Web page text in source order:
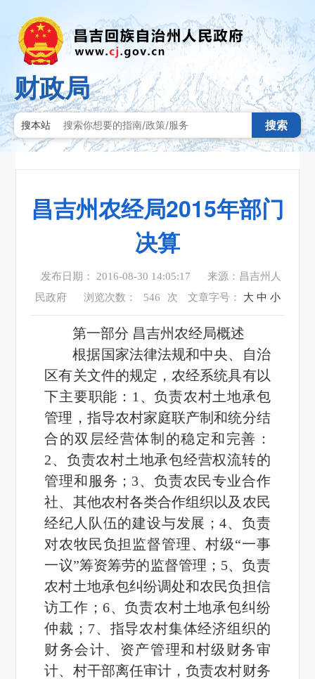
财政局
搜本站 搜索
昌吉州农经局2015年部门
决算
发布日期： 2016-08-30 14:05:17
来源：昌吉州人
民政府
浏览次数： 546 次 文章字号： 大 中 小
第一部分 昌吉州农经局概述
根据国家法律法规和中央、自治
区有关文件的规定，农经系统具有以
下主要职能：1、负责农村土地承包
管理，指导农村家庭联产制和统分结
合的双层经营体制的稳定和完善：
2、负责农村土地承包经营权流转的
管理和服务；3、负责农民专业合作
社、其他农村各类合作组织以及农民
经纪人队伍的建设与发展；4、负责
对农牧民负担监督管理、村级“一事
一议”筹资筹劳的监督管理；5、负责
农村土地承包纠纷调处和农民负担信
访工作；6、负责农村土地承包纠纷
仲裁；7、指导农村集体经济组织的
财务会计、资产管理和村级财务审
计、村干部离任审计，负责农村财务